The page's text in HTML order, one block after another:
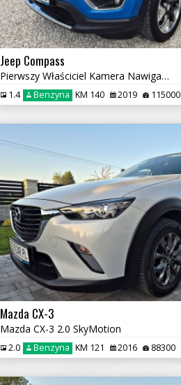
Jeep Compass
Pierwszy Właściciel Kamera Nawigacja Car Play
1.4 Benzyna KM 140 2019 115000
Mazda CX-3
Mazda CX-3 2.0 SkyMotion
2.0 Benzyna KM 121 2016 88300